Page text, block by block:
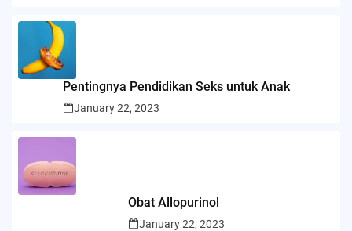
Pentingnya Pendidikan Seks untuk Anak
January 22, 2023
Obat Allopurinol
January 22, 2023